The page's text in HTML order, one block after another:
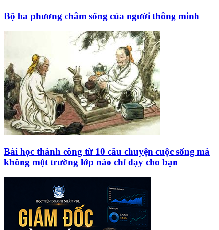
Bộ ba phương châm sống của người thông minh
Bài học thành công từ 10 câu chuyện cuộc sống mà
không một trường lớp nào chỉ dạy cho bạn